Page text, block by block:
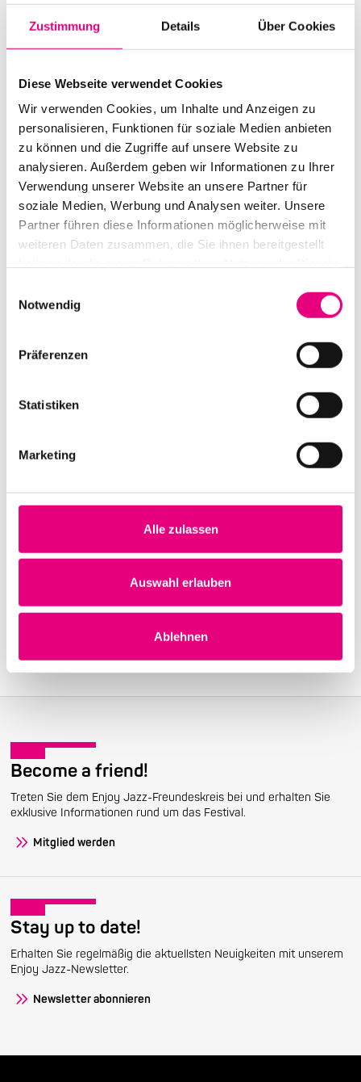
Zustimmung Details Über Cookies
Diese Webseite verwendet Cookies
Wir verwenden Cookies, um Inhalte und Anzeigen zu
personalisieren, Funktionen für soziale Medien anbieten
zu können und die Zugriffe auf unsere Website zu
analysieren. Außerdem geben wir Informationen zu Ihrer
Verwendung unserer Website an unsere Partner für
soziale Medien, Werbung und Analysen weiter. Unsere
Partner führen diese Informationen möglicherweise mit
weiteren Daten zusammen, die Sie ihnen bereitgestellt
Notwendig
Präferenzen
Statistiken
Marketing
Alle zulassen
Auswahl erlauben
Ablehnen
Alle Veranstaltungen im Überblick
Zum Programm
Become a friend!
Treten Sie dem Enjoy Jazz-Freundeskreis bei und erhalten Sie
exklusive Informationen rund um das Festival.
Mitglied werden
Stay up to date!
Erhalten Sie regelmäßig die aktuellsten Neuigkeiten mit unserem
Enjoy Jazz-Newsletter.
Newsletter abonnieren